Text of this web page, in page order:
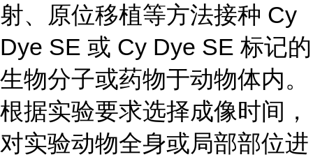
射、原位移植等方法接种 Cy
Dye SE 或 Cy Dye SE 标记的
生物分子或药物于动物体内。
根据实验要求选择成像时间，
对实验动物全身或局部部位进